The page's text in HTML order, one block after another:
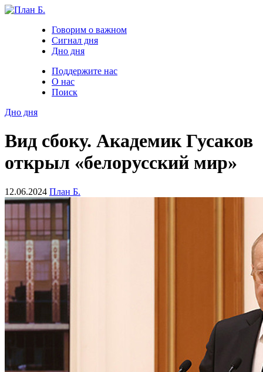
Говорим о важном
Сигнал дня
Дно дня
Поддержите нас
О нас
Поиск
Дно дня
Вид сбоку. Академик Гусаков
открыл «белорусский мир»
12.06.2024 План Б.